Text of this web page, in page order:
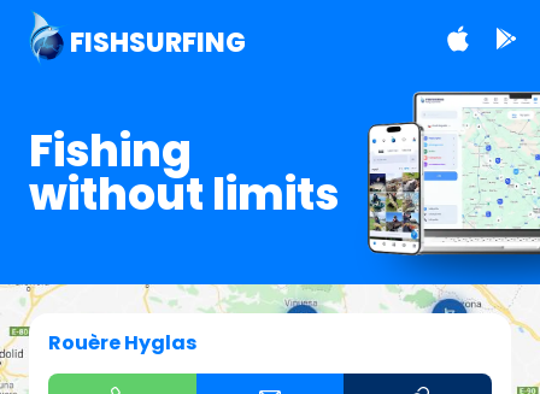
FISHSURFING
Fishing
without limits
Rouère Hyglas